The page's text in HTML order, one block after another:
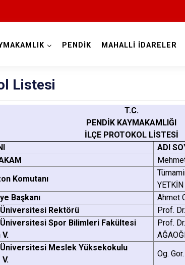
PENDİK MAHALLİ İDARELER
Listesi
T.C.
PENDİK KAYMAKAMLIĞI
İLÇE PROTOKOL LİSTESİ
ADI
Komutanı
YETKİN
Başkanı Ahmet
Rektörü
Prof.
Spor Bilimleri Fakültesi
Prof.
Meslek Yüksekokulu
Og.